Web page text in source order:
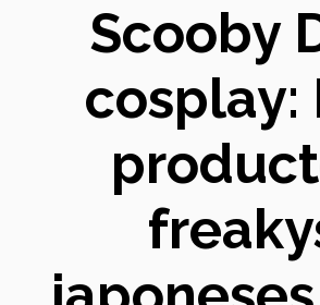
Scooby
cosplay: